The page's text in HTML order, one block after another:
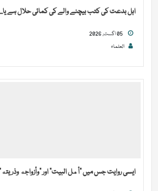
اہل بدعت کی کتب بیچنے والے کی کمائی حلال ہے یا...
العلماء
ایسی روایت جس میں “أهل البيت” اور “وأزواجه